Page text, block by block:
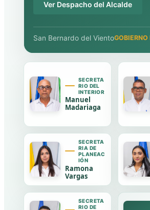
Ver Despacho del Alcalde
San Bernardo del VientoGOBIERNO
SECRETA
RIO DEL
INTERIOR
Manuel
Madariaga
SECRETA
RIA DE
PLANEAC
IÓN
Ramona
Vargas
SECRETA
RIO DE